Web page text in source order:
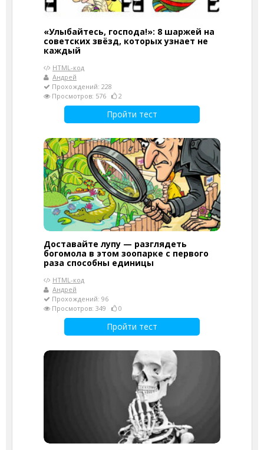
«Улыбайтесь, господа!»: 8 шаржей на
советских звёзд, которых узнает не
каждый
HTML-код
Андрей
Прохождений: 228
Просмотров: 576
2
Пройти тест
Доставайте лупу — разглядеть
богомола в этом зоопарке с первого
раза способны единицы
HTML-код
Андрей
Прохождений: 96
Просмотров: 349
0
Пройти тест